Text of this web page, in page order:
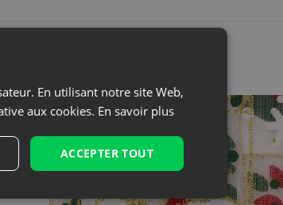
rêves ou un parfum préféré? Ou peut-
En utilisant notre site Web,
aux cookies. En savoir plus
ACCEPTER TOUT